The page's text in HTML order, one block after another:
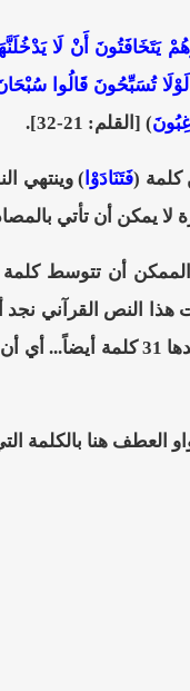
يَتَخَافَتُونَ أَنْ لَا
تُسَبِّحُونَ قَالُوا
) [القلم: 21-32].
كلمة (فَتَنَادَوْا ) وينتهي
يمكن أن تأتي
أن تتوسط
العطف هنا بالكلمة